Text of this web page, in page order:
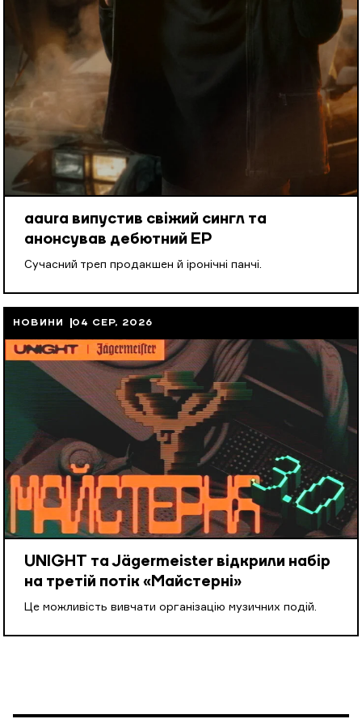
aaura випустив свіжий сингл та
анонсував дебютний EP
Cучасний треп продакшен й іронічні панчі.
НОВИНИ 04 СЕР, 2026
UNIGHT та Jägermeister відкрили набір
на третій потік «Майстерні»
Це можливість вивчати організацію музичних подій.